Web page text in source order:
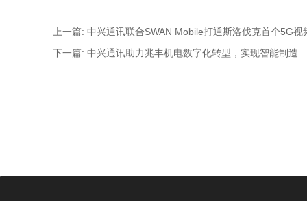
上一篇: 中兴通讯联合SWAN Mobile打通斯洛伐克首个5G视
下一篇: 中兴通讯助力兆丰机电数字化转型，实现智能制造